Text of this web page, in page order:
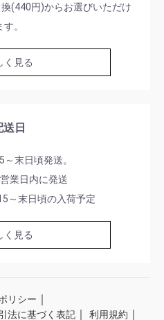
(440円)からお選びいただけ
す。
く見る
送日
末日頃発送。
業日内に発送
～末日頃の入荷予定
く見る
リシー ｜
法に基づく表記 ｜ 利用規約 ｜